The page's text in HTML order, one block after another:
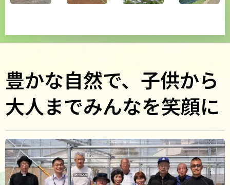
豊かな自然で、子供から
大人までみんなを笑顔に